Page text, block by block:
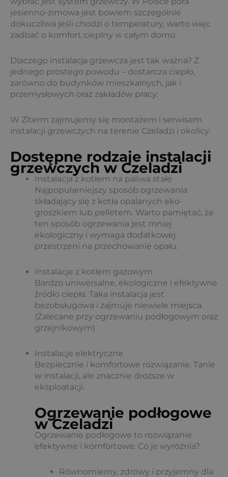
jesienno-zimowa jest bowiem szczególnie
dokuczliwa jeśli chodzi o temperatury, warto więc
zadbać o komfort cieplny w całym domu.
Dlaczego instalacja grzewcza jest tak ważna? Z
jednego prostego powodu – dostarcza ciepło,
zarówno do budynków mieszkalnych, jak i
przemysłowych oraz zakładów pracy.
W Ziterm zajmujemy się montażem i serwisem
instalacji grzewczych na terenie Czeladzi i okolicy.
Dostępne rodzaje instalacji
grzewczych w Czeladzi
Instalacja z kotłem na paliwa stałe
Najpopularniejszy sposób ogrzewania
składający się z kotła opalanych eko-
groszkiem lub pelletem. Warto pamiętać, że
ten sposób ogrzewania jest mniej
ekologiczny i wymaga dodatkowej
przestrzeni na przechowanie opału.
Instalacje z kotłem gazowym
Bardzo uniwersalne, ekologiczne i efektywne
źródło ciepła. Taka instalacja jest
bezobsługowa i zajmuje niewiele miejsca.
(Zalecane przy ogrzewaniu podłogowym oraz
grzejnikowym)
Instalacje elektryczne
Bezpiecznie i komfortowe rozwiązanie. Tanie
w instalacji, ale znacznie droższe w
eksploatacji.
Ogrzewanie podłogowe
w Czeladzi
Ogrzewanie podłogowe to rozwiązanie
efektywne i komfortowe. Co je wyróżnia?
Równomierny, zdrowy i przyjemny dla